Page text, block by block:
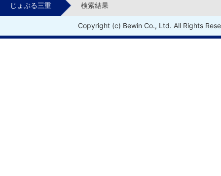
じょぶる三重 検索結果
Copyright (c) Bewin Co., Ltd. All Rights